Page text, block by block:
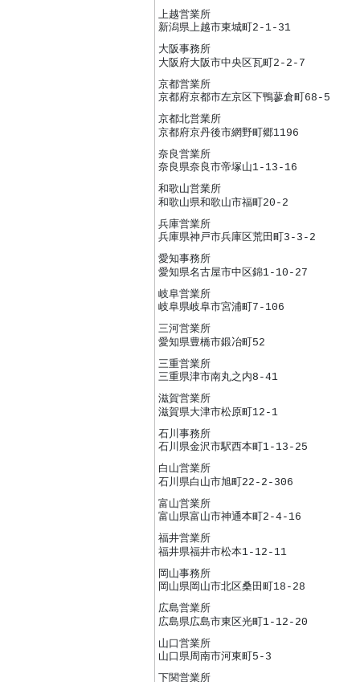
上越営業所
新潟県上越市東城町2-1-31
大阪事務所
大阪府大阪市中央区瓦町2-2-7
京都営業所
京都府京都市左京区下鴨蓼倉町68-5
京都北営業所
京都府京丹後市網野町郷1196
奈良営業所
奈良県奈良市帝塚山1-13-16
和歌山営業所
和歌山県和歌山市福町20-2
兵庫営業所
兵庫県神戸市兵庫区荒田町3-3-2
愛知事務所
愛知県名古屋市中区錦1-10-27
岐阜営業所
岐阜県岐阜市宮浦町7-106
三河営業所
愛知県豊橋市鍛冶町52
三重営業所
三重県津市南丸之内8-41
滋賀営業所
滋賀県大津市松原町12-1
石川事務所
石川県金沢市駅西本町1-13-25
白山営業所
石川県白山市旭町22-2-306
富山営業所
富山県富山市神通本町2-4-16
福井営業所
福井県福井市松本1-12-11
岡山事務所
岡山県岡山市北区桑田町18-28
広島営業所
広島県広島市東区光町1-12-20
山口営業所
山口県周南市河東町5-3
下関営業所